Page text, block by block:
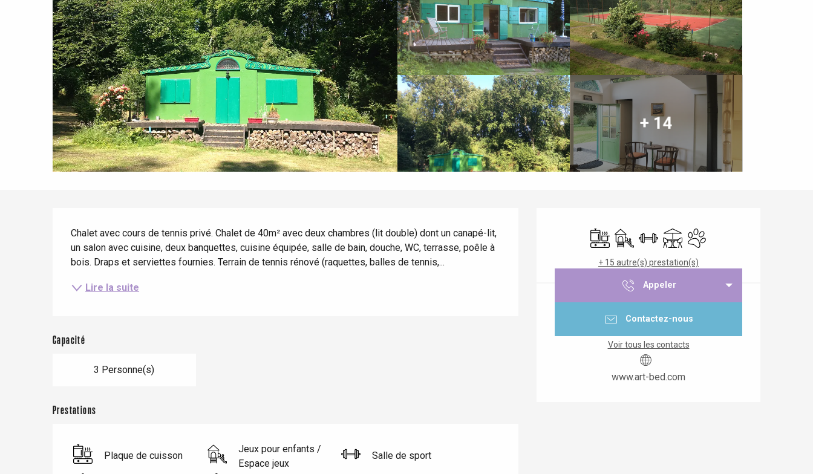
Eu
Le Tréport
Tout l'agenda
Eté
Quand il pleut
Avec les enfants
Entre amis
Lieux branchés
Meilleurs brunch
Restaurants avec vue
Séjours en bord de
mer
Séjours en train
Séjours à vélo
+ 14
Plaque de cuisson
Jeux pour enfants / Espace jeux
Salle de sport
TerrasseAnimaux acceptés
+ 15 autre(s) prestation(s)
Appeler
Contactez-nous
Voir tous les contacts
www.art-bed.com
Chalet avec cours de tennis privé. Chalet de 40m² avec deux chambres (lit double) dont un canapé-lit,
un salon avec cuisine, deux banquettes, cuisine équipée, salle de bain, douche, WC, terrasse, poêle à
bois. Draps et serviettes fournies. Terrain de tennis rénové (raquettes, balles de tennis,...
Lire la suite
Capacité
3 Personne(s)
Prestations
Plaque de cuisson
Jeux pour enfants /
Espace jeux
Salle de sport